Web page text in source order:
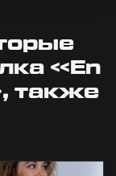
«En
также